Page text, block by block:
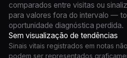
comparados entre visitas ou
para valores fora do intervalo —
oportunidade diagnóstica perdida.
Sem visualização de tendências
Sinais vitais registrados em notas
podem ser representados